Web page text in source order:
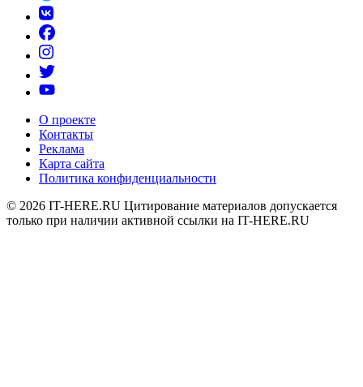
О проекте
Контакты
Реклама
Карта сайта
Политика конфиденциальности
© 2026 IT-HERE.RU Цитирование материалов допускается
только при наличии активной ссылки на IT-HERE.RU